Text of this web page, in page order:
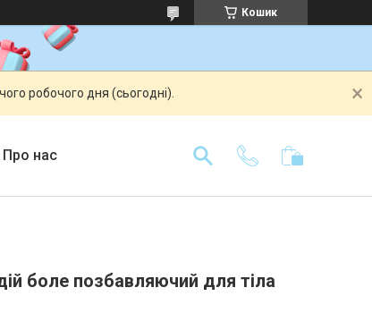
Кошик
робочого дня (сьогодні).
Про нас
боле позбавляючий для тіла